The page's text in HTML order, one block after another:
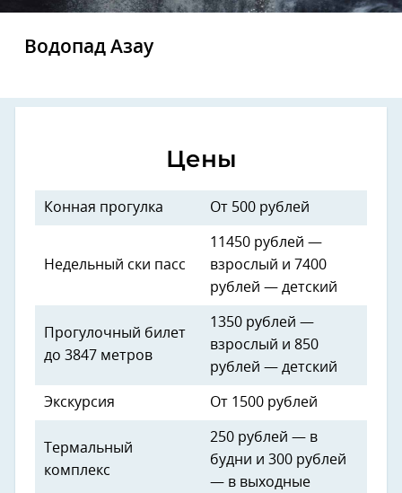
Водопад Азау
Цены
Конная прогулка От 500 рублей
Недельный ски пасс
11450 рублей —
взрослый и 7400
рублей — детский
Прогулочный билет
до 3847 метров
1350 рублей —
взрослый и 850
рублей — детский
Экскурсия От 1500 рублей
Термальный
комплекс
250 рублей — в
будни и 300 рублей
— в выходные